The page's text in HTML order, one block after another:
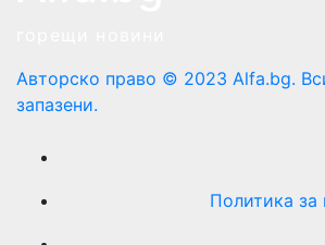
Авторско право © 2023 Alfa.bg.
запазени.
Политика за